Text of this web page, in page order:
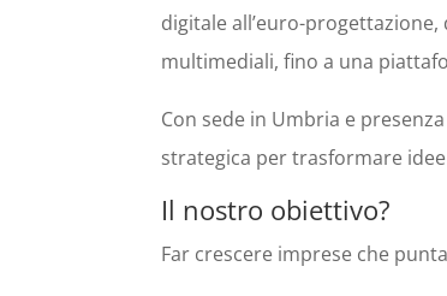
digitale all’euro-
multimediali, fino a una
Con sede in Umbria e
strategica per trasformare
Il nostro obiettivo?
Far crescere imprese che